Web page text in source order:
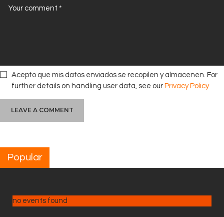
Acepto que mis datos enviados se recopilen y almacenen. For
further details on handling user data, see our Privacy Policy
Popular
no events found